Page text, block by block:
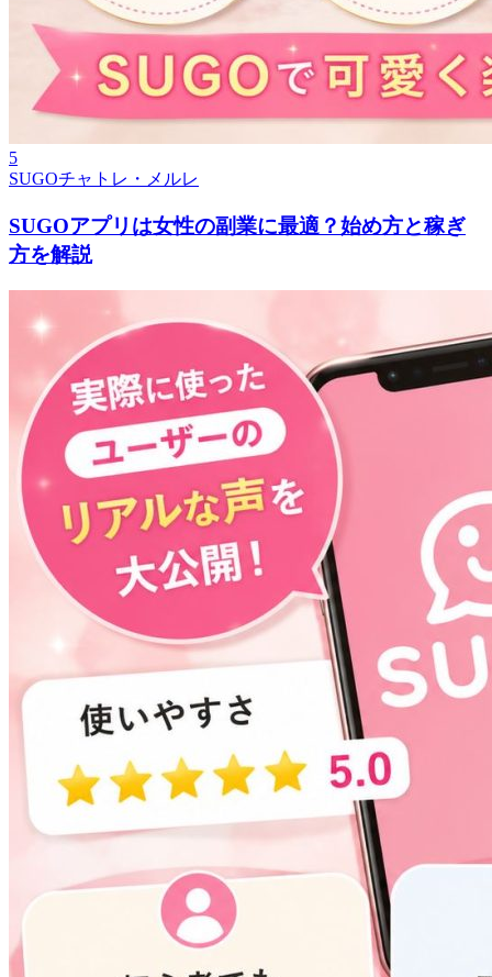
5
SUGOチャトレ・メルレ
SUGOアプリは女性の副業に最適？始め方と稼ぎ
方を解説